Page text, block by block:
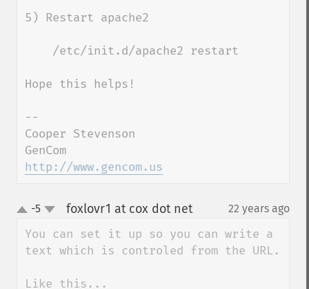
5) Restart apache2
Hope this helps!
--
Cooper Stevenson
http://www.gencom.us
up-5 foxlovr1 at cox dot net¶ 22 years ago
You can set it up so you can write a
text which is controled from the URL.
Like this...